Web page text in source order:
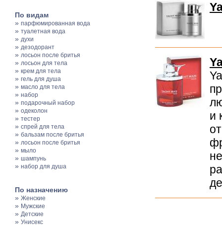
По видам
» парфюмированная вода
» туалетная вода
» духи
» дезодорант
» лосьон после бритья
» лосьон для тела
» крем для тела
» гель для душа
» масло для тела
» набор
» подарочный набор
» одеколон
» тестер
» спрей для тела
» бальзам после бритья
» лосьон после бритья
» мыло
» шампунь
» набор для душа
По назначению
» Женские
» Мужские
» Детские
» Унисекс
и